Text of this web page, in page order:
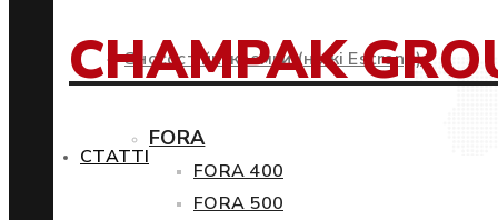
Зносостійкі кромки (ножі Estrong)
СТАТТІ
CHAMPAK
FORA
FORA 400
FORA 500